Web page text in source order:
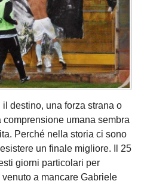
destino, una forza strana o
umana sembra
Perché nella storia ci sono
un finale migliore. Il 25
giorni particolari per
a mancare Gabriele